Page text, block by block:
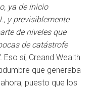
ya de inicio
y previsiblemente
de niveles que
de catástrofe
Eso sí, Creand Wealth
que generaba
puesto que los